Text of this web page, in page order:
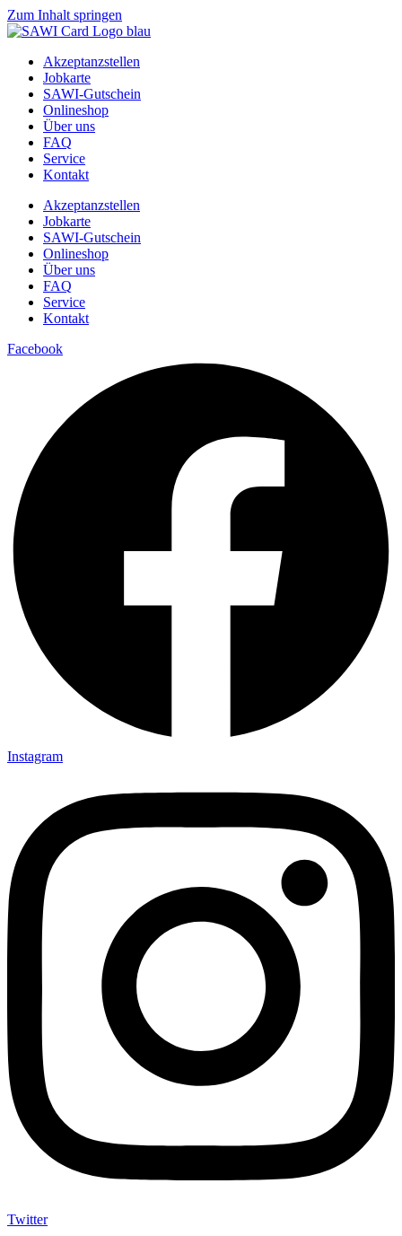
Zum Inhalt springen
Akzeptanzstellen
Jobkarte
SAWI-Gutschein
Onlineshop
Über uns
FAQ
Service
Kontakt
Akzeptanzstellen
Jobkarte
SAWI-Gutschein
Onlineshop
Über uns
FAQ
Service
Kontakt
Facebook
Instagram
Twitter